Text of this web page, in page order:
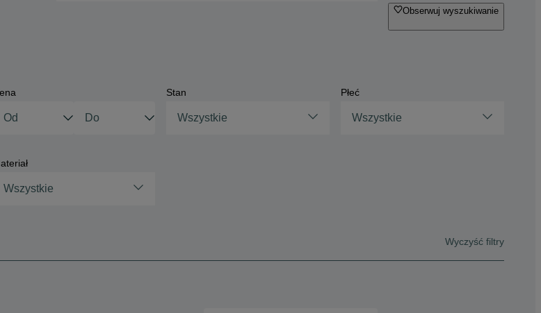
Obserwuj wyszukiwanie
Stan
Wszystkie
Płeć
Wszystkie
Wszystkie
Wyczyść filtry